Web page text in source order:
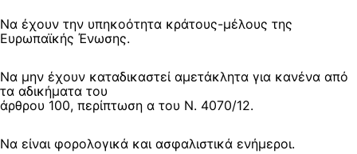
Να έχουν την υπηκοότητα κράτους-μέλους της
Ευρωπαϊκής Ένωσης.
Να μην έχουν καταδικαστεί αμετάκλητα για κανένα από
τα αδικήματα του
άρθρου 100, περίπτωση α του Ν. 4070/12.
Να είναι φορολογικά και ασφαλιστικά ενήμεροι.